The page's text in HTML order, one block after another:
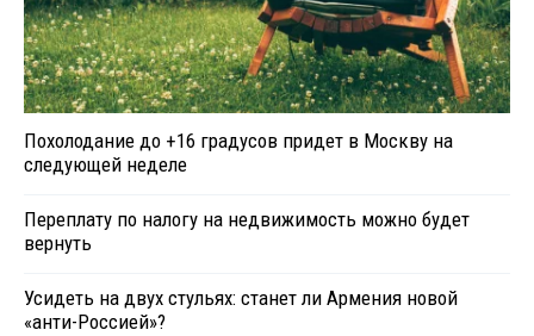
Похолодание до +16 градусов придет в Москву на
следующей неделе
Переплату по налогу на недвижимость можно будет
вернуть
Усидеть на двух стульях: станет ли Армения новой
«анти-Россией»?